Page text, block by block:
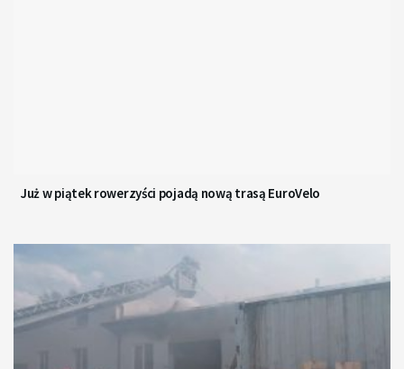
Już w piątek rowerzyści pojadą nową trasą EuroVelo